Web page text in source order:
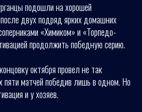
подошли на хорошей
двух подряд ярких домашних
«Химиком» и «Торпедо-
продолжить победную серию.
октября провел не так
пяти матчей победив лишь в одном. Но
и у хозяев.